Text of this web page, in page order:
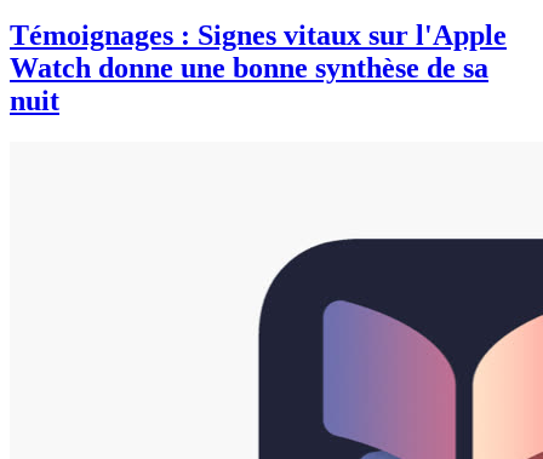
Témoignages : Signes vitaux sur l'Apple
Watch donne une bonne synthèse de sa
nuit